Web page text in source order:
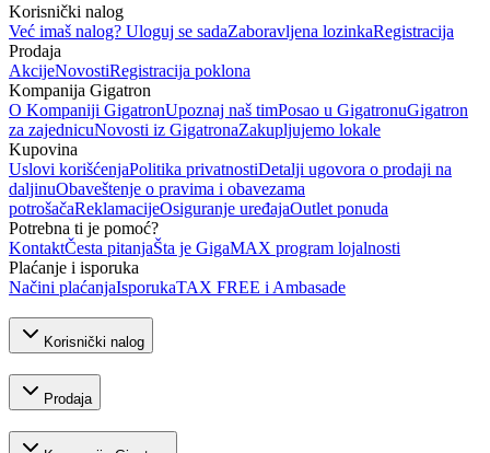
Korisnički nalog
Već imaš nalog? Uloguj se sadaZaboravljena lozinkaRegistracija
Prodaja
AkcijeNovostiRegistracija poklona
Kompanija Gigatron
O Kompaniji GigatronUpoznaj naš timPosao u GigatronuGigatron
za zajednicuNovosti iz GigatronaZakupljujemo lokale
Kupovina
Uslovi korišćenjaPolitika privatnostiDetalji ugovora o prodaji na
daljinuObaveštenje o pravima i obavezama
potrošačaReklamacijeOsiguranje uređajaOutlet ponuda
Potrebna ti je pomoć?
KontaktČesta pitanjaŠta je GigaMAX program lojalnosti
Plaćanje i isporuka
Načini plaćanjaIsporukaTAX FREE i Ambasade
Korisnički nalog
Prodaja